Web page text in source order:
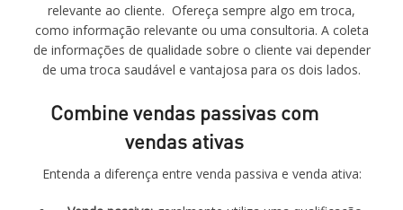
relevante ao cliente. Ofereça sempre algo em troca,
como informação relevante ou uma consultoria. A coleta
de informações de qualidade sobre o cliente vai depender
de uma troca saudável e vantajosa para os dois lados.
Combine vendas passivas com
vendas ativas
Entenda a diferença entre venda passiva e venda ativa: